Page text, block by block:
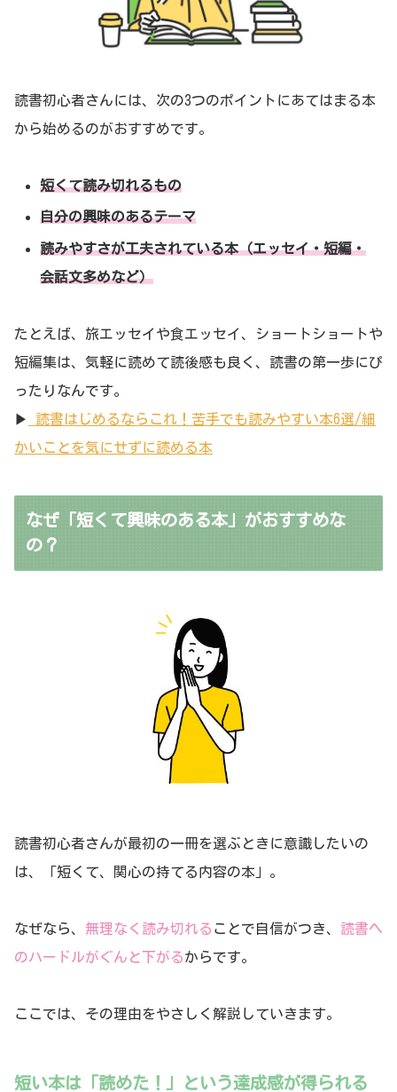
読書初心者さんには、次の3つのポイントにあてはまる本
から始めるのがおすすめです。
短くて読み切れるもの
自分の興味のあるテーマ
読みやすさが工夫されている本（エッセイ・短編・
会話文多めなど）
たとえば、旅エッセイや食エッセイ、ショートショートや
短編集は、気軽に読めて読後感も良く、読書の第一歩にぴ
ったりなんです。
▶︎
読書はじめるならこれ！苦手でも読みやすい本6選/細
かいことを気にせずに読める本
なぜ「短くて興味のある本」がおすすめな
の？
読書初心者さんが最初の一冊を選ぶときに意識したいの
は、「短くて、関心の持てる内容の本」。
なぜなら、 無理なく読み切れる ことで自信がつき、 読書へ
のハードルがぐんと下がるからです。
ここでは、その理由をやさしく解説していきます。
短い本は「読めた！」という達成感が得られる